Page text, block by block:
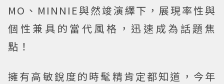
MO、MINNIE與然竣演繹下，展現率性與
個性兼具的當代風格，迅速成為話題焦
點！
擁有高敏銳度的時髦精肯定都知道，今年